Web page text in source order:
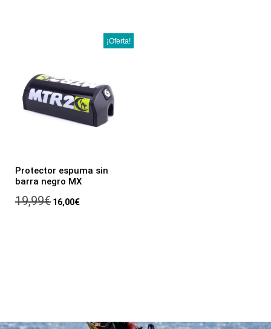
¡Oferta!
Protector espuma sin
barra negro MX
19,99€ 16,00€